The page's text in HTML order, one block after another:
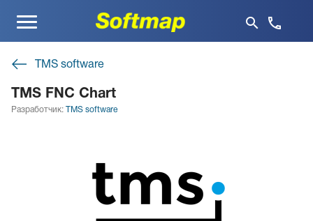
Меню
TMS software
TMS FNC Chart
Разработчик: TMS software